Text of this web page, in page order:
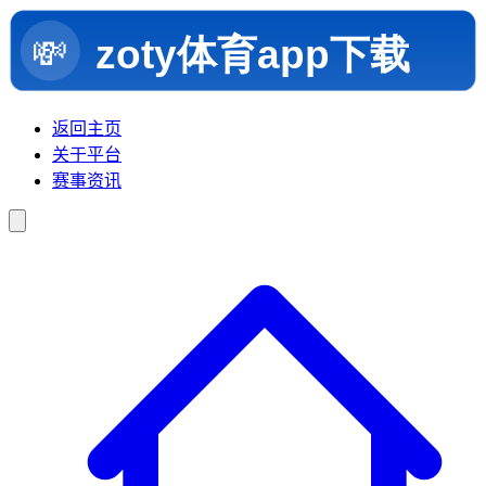
返回主页
关于平台
赛事资讯